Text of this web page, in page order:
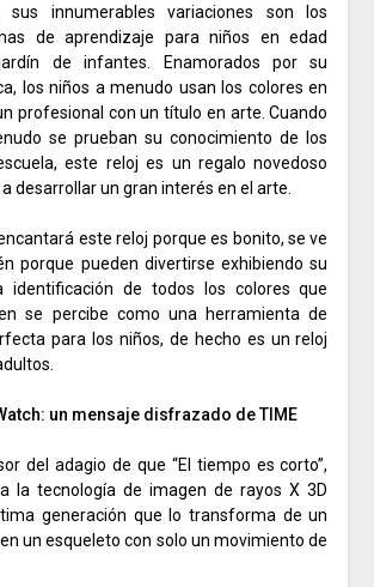
sus innumerables variaciones son los
de aprendizaje para niños en edad
de infantes.
Enamorados por su
los niños a menudo usan los colores en
profesional con un título en arte.Cuando
se prueban su conocimiento de los
este reloj es un regalo novedoso
desarrollar un gran interés en el arte.
este reloj porque es bonito, se ve
porque pueden divertirse exhibiendo su
identificación de todos los colores que
se percibe como una herramienta de
para los niños, de hecho es un reloj
un mensaje disfrazado de TIME
del adagio de que “El tiempo es corto”,
la tecnología de imagen de rayos X 3D
generación que lo transforma de un
un esqueleto con solo un movimiento de